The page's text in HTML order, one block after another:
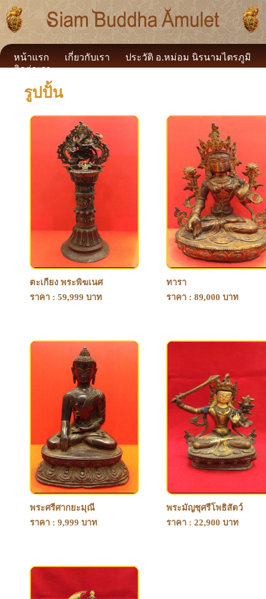
หน้าแรก เกี่ยวกับเรา
ประวัติ อ.หม่อม นิรนามไตรภูมิ
ติดต่อเรา
รูปปั้น
ตะเกียง พระพิฆเนศ
ราคา : 59,999 บาท
ทารา
ราคา : 89,000 บาท
พระศรีศากยะมุณี
ราคา : 9,999 บาท
พระมัญชุศรีโพธิสัตว์
ราคา : 22,900 บาท